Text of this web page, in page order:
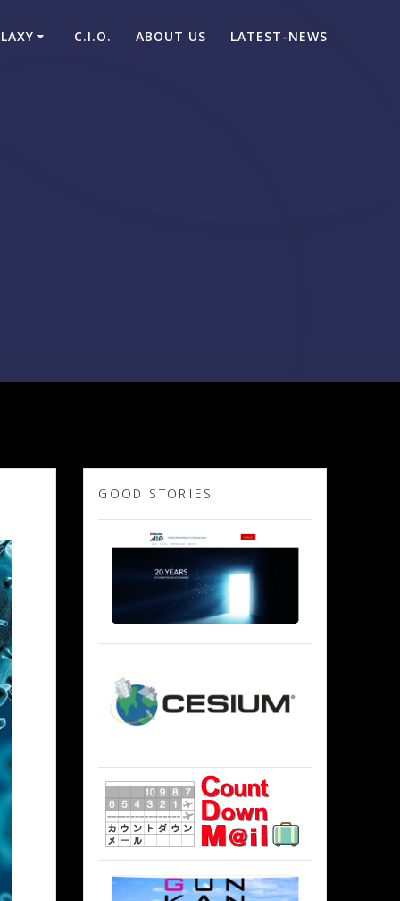
C.I.O. ABOUT US LATEST-NEWS
GOOD STORIES